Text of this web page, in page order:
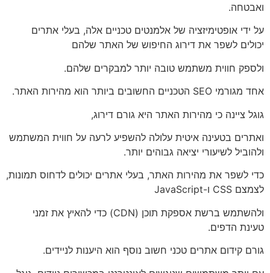
ואבטחה.
על ידי אופטימיזציה של אלמנטים טכניים אלה, בעלי אתרים
יכולים לשפר את דירוג החיפוש של האתר שלהם
ולספק חווית משתמש טובה יותר למבקרים שלהם.
אחד מגורמי SEO הטכניים החשובים ביותר הוא מהירות האתר.
גוגל ציינה כי מהירות האתר היא גורם דירוג,
ואתרים בטעינה איטית עלולה להשפיע לרעה על חווית המשתמש
ולהוביל לשיעורי יציאה גבוהים יותר.
כדי לשפר את מהירות האתר, בעלי אתרים יכולים לדחוס תמונות,
לצמצם CSS ו-JavaScript
ולהשתמש ברשת אספקת תוכן (CDN) כדי להאיץ את זמני
טעינת הדפים.
גורם קידום אתרים טכני חשוב נוסף הוא היענות לניידים.